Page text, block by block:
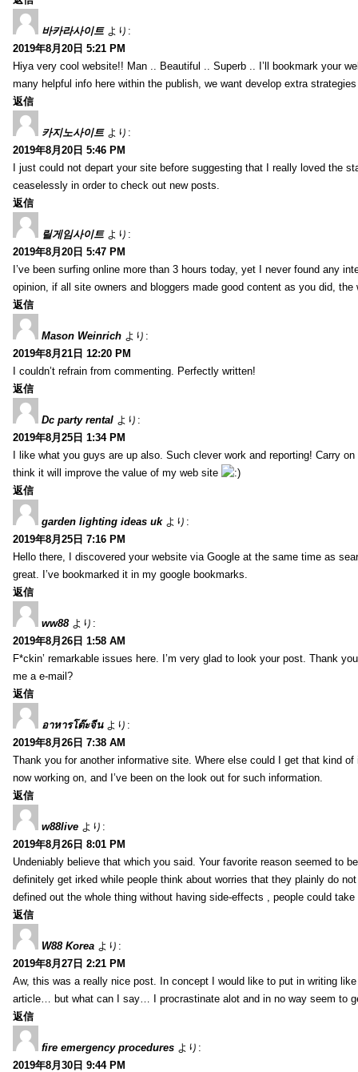
바카라사이트 より:
2019年8月20日 5:21 PM
Hiya very cool website!! Man .. Beautiful .. Superb .. I’ll bookmark your
many helpful info here within the publish, we want develop extra
返信
카지노사이트 より:
2019年8月20日 5:46 PM
I just could not depart your site before suggesting that I really loved the
ceaselessly in order to check out new posts.
返信
릴게임사이트 より:
2019年8月20日 5:47 PM
I’ve been surfing online more than 3 hours today, yet I never found any
opinion, if all site owners and bloggers made good content as you did,
返信
Mason Weinrich より:
2019年8月21日 12:20 PM
I couldn’t refrain from commenting. Perfectly written!
返信
Dc party rental より:
2019年8月25日 1:34 PM
I like what you guys are up also. Such clever work and reporting! Carry
think it will improve the value of my web site
返信
garden lighting ideas uk より:
2019年8月25日 7:16 PM
Hello there, I discovered your website via Google at the same time as
great. I’ve bookmarked it in my google bookmarks.
返信
ww88 より:
2019年8月26日 1:58 AM
F*ckin’ remarkable issues here. I’m very glad to look your post. Thank
me a e-mail?
返信
อาหารโต๊ะจีน より:
2019年8月26日 7:38 AM
Thank you for another informative site. Where else could I get that kind
now working on, and I’ve been on the look out for such information.
返信
w88live より:
2019年8月26日 8:01 PM
Undeniably believe that which you said. Your favorite reason seemed to
definitely get irked while people think about worries that they plainly do
defined out the whole thing without having side-effects , people could
返信
W88 Korea より:
2019年8月27日 2:21 PM
Aw, this was a really nice post. In concept I would like to put in writing
article… but what can I say… I procrastinate alot and in no way seem to
返信
fire emergency procedures より:
2019年8月30日 9:44 PM